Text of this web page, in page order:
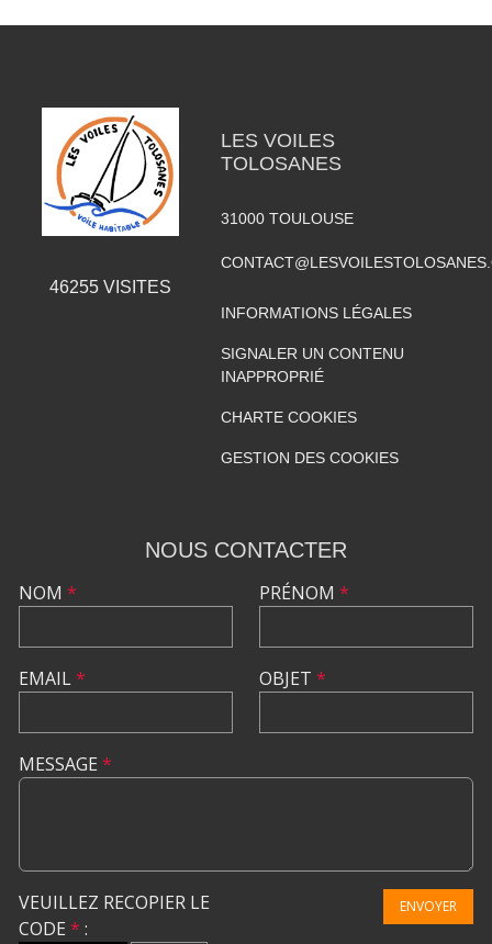
46255VISITES
LES VOILES
TOLOSANES
31000 TOULOUSE
INFORMATIONS LÉGALES
SIGNALER UN CONTENU
INAPPROPRIÉ
CHARTE COOKIES
GESTION DES COOKIES
NOUS CONTACTER
NOM *
EMAIL*
PRÉNOM *
OBJET *
MESSAGE *
VEUILLEZ RECOPIER LE
CODE * :
ENVOYER